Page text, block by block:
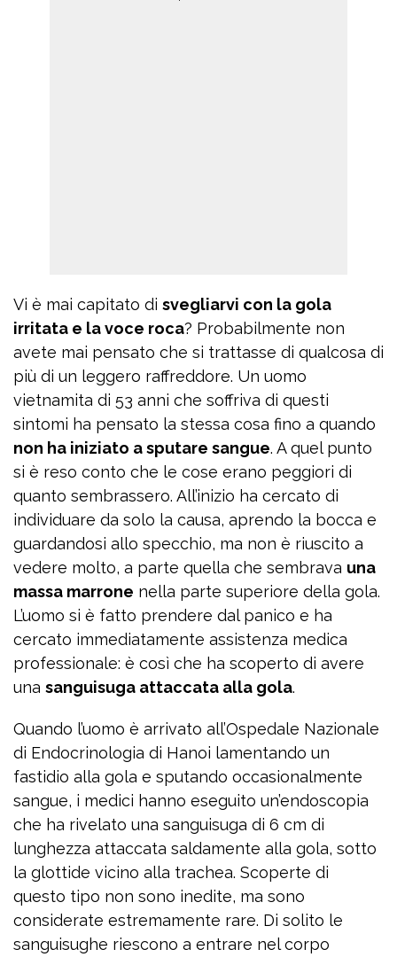
Vi è mai capitato di svegliarvi con la gola
irritata e la voce roca? Probabilmente non
avete mai pensato che si trattasse di qualcosa di
più di un leggero raffreddore. Un uomo
vietnamita di 53 anni che soffriva di questi
sintomi ha pensato la stessa cosa fino a quando
non ha iniziato a sputare sangue. A quel punto
si è reso conto che le cose erano peggiori di
quanto sembrassero. All’inizio ha cercato di
individuare da solo la causa, aprendo la bocca e
guardandosi allo specchio, ma non è riuscito a
vedere molto, a parte quella che sembrava una
massa marrone nella parte superiore della gola.
L’uomo si è fatto prendere dal panico e ha
cercato immediatamente assistenza medica
professionale: è così che ha scoperto di avere
una sanguisuga attaccata alla gola.
Quando l’uomo è arrivato all’Ospedale Nazionale
di Endocrinologia di Hanoi lamentando un
fastidio alla gola e sputando occasionalmente
sangue, i medici hanno eseguito un’endoscopia
che ha rivelato una sanguisuga di 6 cm di
lunghezza attaccata saldamente alla gola, sotto
la glottide vicino alla trachea. Scoperte di
questo tipo non sono inedite, ma sono
considerate estremamente rare. Di solito le
sanguisughe riescono a entrare nel corpo